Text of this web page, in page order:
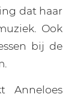
dat haar
Ook
bij de
Anneloes